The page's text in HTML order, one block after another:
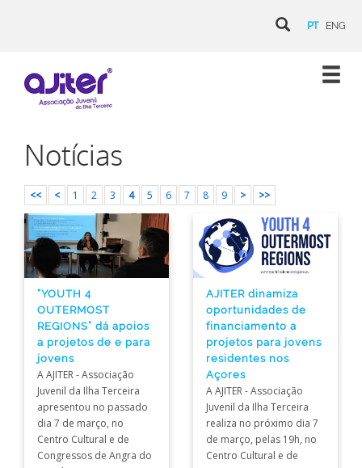
PT ENG
Notícias
<< < 1 2 3 4 5 6 7 8 9 > >>
“YOUTH 4
OUTERMOST
REGIONS” dá apoios
a projetos de e para
jovens
A AJITER - Associação
Juvenil da Ilha Terceira
apresentou no passado
dia 7 de março, no
Centro Cultural e de
Congressos de Angra do
AJITER dinamiza
oportunidades de
financiamento a
projetos para jovens
residentes nos
Açores
A AJITER - Associação
Juvenil da Ilha Terceira
realiza no próximo dia 7
de março, pelas 19h, no
Centro Cultural e de